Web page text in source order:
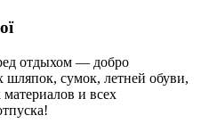
отдыхом — добро
сумок, летней обуви,
и всех